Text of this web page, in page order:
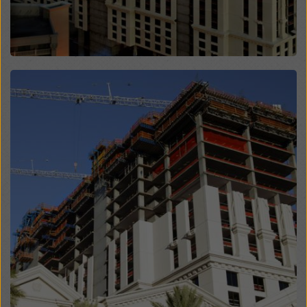
Open
richiedono il consenso cliccando su “Rifiuta” o
modificando le vostre impostazioni dei cookie
cliccando su impostazioni dei cookie in fondo a questo
sito web e utilizzando le caselle di controllo
qualsiasi momento, con effetto futuro e senza
indicarne il motivo, cliccando suimpostazioni cookie
in fondo a questo sito web.
Potete trovare ulteriori informazioni sui nostri cookie
nella nostra informativa sulla privacy. Vi offriamo
inoltre la possibilità di selezionare i vostri cookie
(impostazioni avanzate dei cookie).